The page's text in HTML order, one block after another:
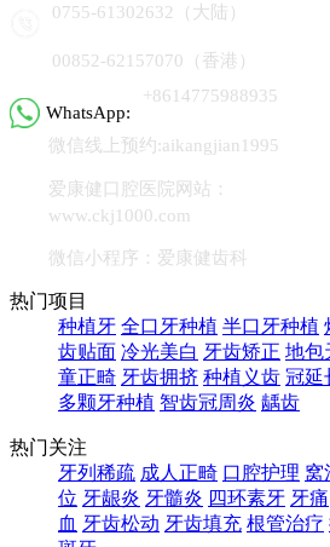
0755-61302632（大陆）
00852-62157070（香港）
WhatsApp:
+8614775988935
微信线上预约:aikangjian1995
爱康健口腔医院网站：
www.ckj1000.com
微信小程序：爱康健齿科
热门项目
种植牙 全口牙种植 半口牙种植
齿贴面 冷光美白 牙齿矫正 地包
童正畸 牙齿拥挤 种植义齿 冠延
多颗牙种植 智齿冠周炎 龋齿
热门关注
牙列稀疏 成人正畸 口腔护理 窝
位 牙龈炎 牙髓炎 四环素牙 牙痛
血 牙齿松动 牙齿填充 根管治疗